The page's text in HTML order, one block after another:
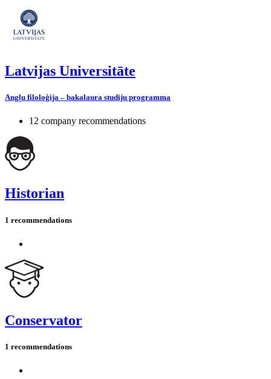
Latvijas Universitāte
Angļu filoloģija – bakalaura studiju programma
12 company recommendations
Historian
1 recommendations
Conservator
1 recommendations